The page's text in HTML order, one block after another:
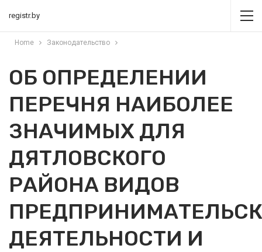
registr.by
Home Законодательство
ОБ ОПРЕДЕЛЕНИИ
ПЕРЕЧНЯ НАИБОЛЕЕ
ЗНАЧИМЫХ ДЛЯ
ДЯТЛОВСКОГО
РАЙОНА ВИДОВ
ДЕЯТЕЛЬНОСТИ И